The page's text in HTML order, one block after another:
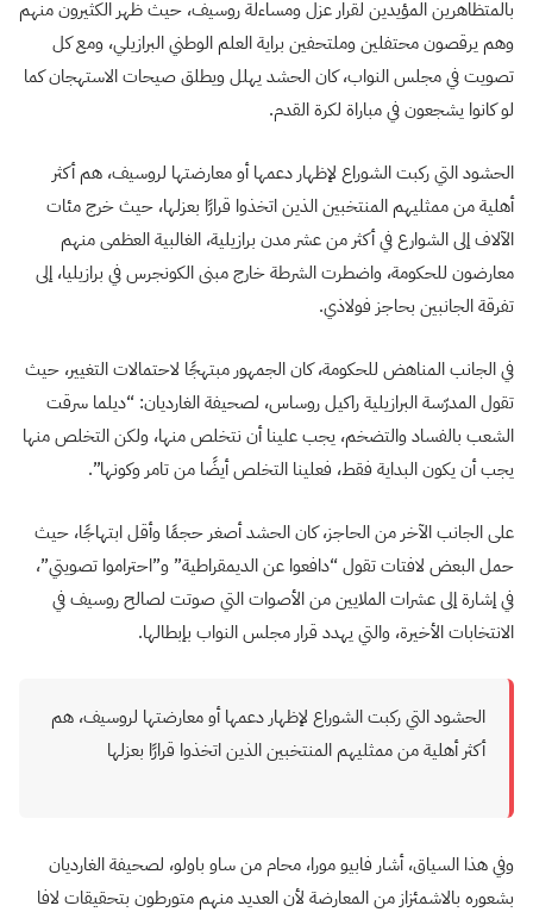
بالمتظاهرين المؤيدين لقرار عزل ومساءلة روسيف، حيث ظهر الكثيرون منهم
وهم يرقصون محتفلين وملتحفين براية العلم الوطني البرازيلي، ومع كل
تصويت في مجلس النواب، كان الحشد يهلل ويطلق صيحات الاستهجان كما
لو كانوا يشجعون في مباراة لكرة القدم.
الحشود التي ركبت الشوراع لإظهار دعمها أو معارضتها لروسيف، هم أكثر
أهلية من ممثليهم المنتخبين الذين اتخذوا قرارًا بعزلها، حيث خرج مئات
الآلاف إلى الشوارع في أكثر من عشر مدن برازيلية، الغالبية العظمى منهم
معارضون للحكومة، واضطرت الشرطة خارج مبنى الكونجرس في برازيليا، إلى
تفرقة الجانبين بحاجز فولاذي.
في الجانب المناهض للحكومة، كان الجمهور مبتهجًا لاحتمالات التغيير، حيث
تقول المدرّسة البرازيلية راكيل روساس، لصحيفة الغارديان: “ديلما سرقت
الشعب بالفساد والتضخم، يجب علينا أن نتخلص منها، ولكن التخلص منها
يجب أن يكون البداية فقط، فعلينا التخلص أيضًا من تامر وكونها”.
على الجانب الآخر من الحاجز، كان الحشد أصغر حجمًا وأقل ابتهاجًا، حيث
حمل البعض لافتات تقول “دافعوا عن الديمقراطية” و”احتراموا تصويتي”،
في إشارة إلى عشرات الملايين من الأصوات التي صوتت لصالح روسيف في
الانتخابات الأخيرة، والتي يهدد قرار مجلس النواب بإبطالها.
الحشود التي ركبت الشوراع لإظهار دعمها أو معارضتها لروسيف، هم
أكثر أهلية من ممثليهم المنتخبين الذين اتخذوا قرارًا بعزلها
وفي هذا السياق، أشار فابيو مورا، محام من ساو باولو، لصحيفة الغارديان
بشعوره بالاشمئزاز من المعارضة لأن العديد منهم متورطون بتحقيقات لافا